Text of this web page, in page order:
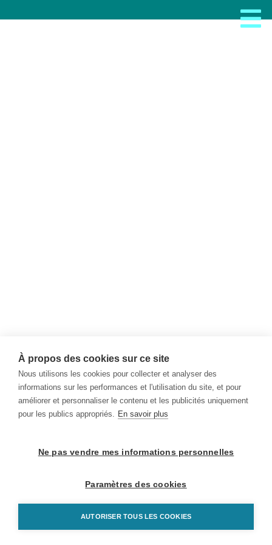
À propos des cookies sur ce site
Nous utilisons les cookies pour collecter et analyser des
informations sur les performances et l'utilisation du site, et pour
améliorer et personnaliser le contenu et les publicités uniquement
pour les publics appropriés. En savoir plus
Ne pas vendre mes informations personnelles
Paramètres des cookies
AUTORISER TOUS LES COOKIES